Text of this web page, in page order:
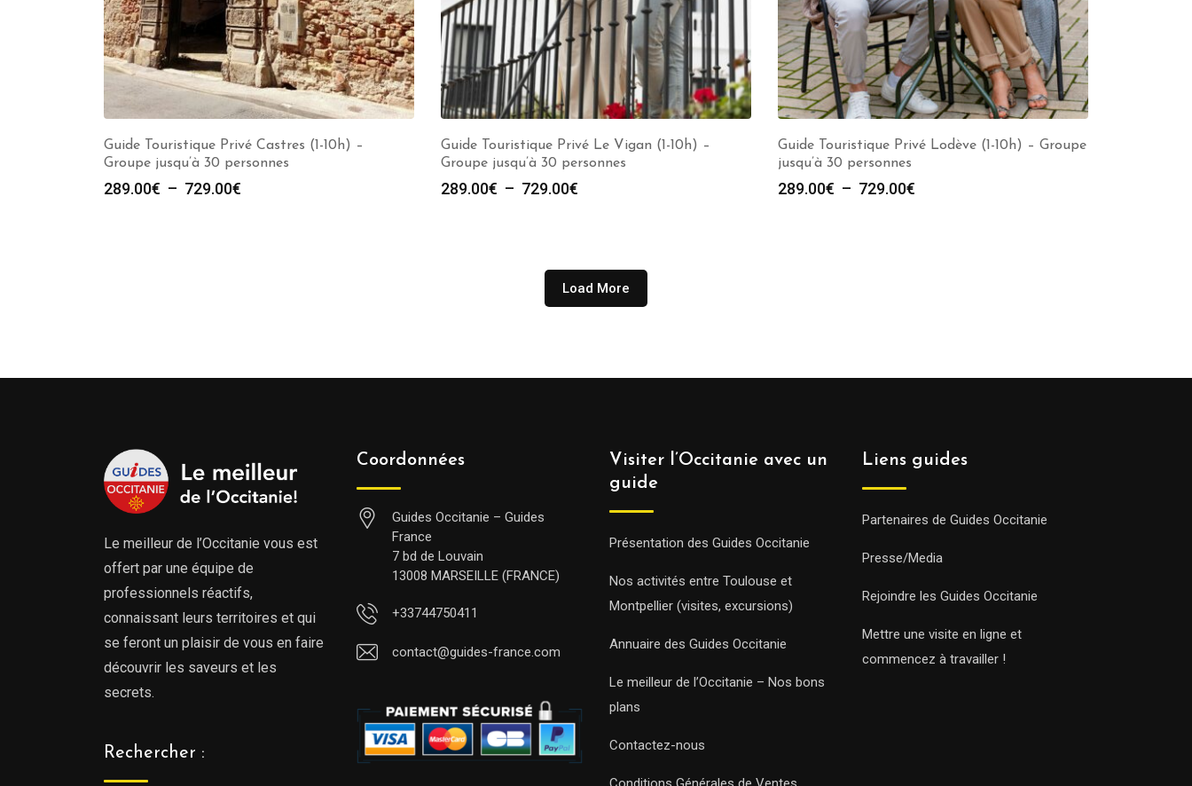
Guide Touristique Privé Castres (1-10h) –
Groupe jusqu’à 30 personnes
289.00€ – 729.00€
Guide Touristique Privé Le Vigan (1-10h) –
Groupe jusqu’à 30 personnes
289.00€ – 729.00€
à
729.00€
Guide Touristique Privé Lodève (1-10h) – Groupe
jusqu’à 30 personnes
289.00€ – 729.00€
Load More
Le meilleur de l’Occitanie vous est
offert par une équipe de
professionnels réactifs,
connaissant leurs territoires et qui
se feront un plaisir de vous en faire
découvrir les saveurs et les
secrets.
Rechercher :
Coordonnées
Guides Occitanie – Guides
France
7 bd de Louvain
13008 MARSEILLE (FRANCE)
+33744750411
contact@guides-france.com
Visiter l’Occitanie avec un
guide
Présentation des Guides Occitanie
Nos activités entre Toulouse et
Montpellier (visites, excursions)
Annuaire des Guides Occitanie
Le meilleur de l’Occitanie – Nos bons
plans
Contactez-nous
Liens guides
Partenaires de Guides Occitanie
Presse/Media
Rejoindre les Guides Occitanie
Mettre une visite en ligne et
commencez à travailler !